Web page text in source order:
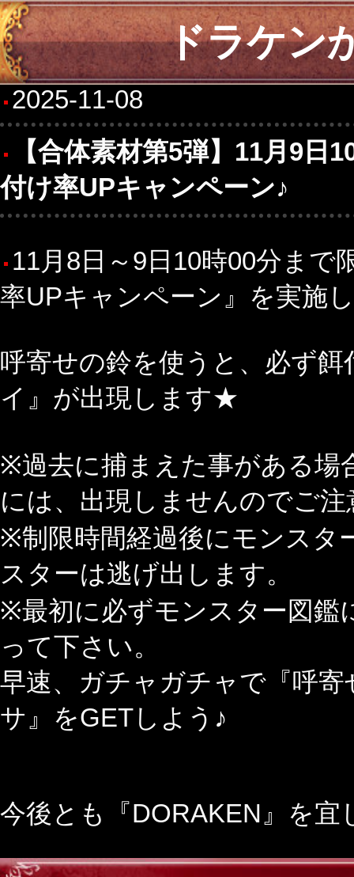
ドラケン
2025-11-08
【合体素材第5弾】11月9日
付け率UPキャンペーン♪
11月8日～9日10時00分まで
率UPキャンペーン』を実施
呼寄せの鈴を使うと、必ず
イ』が出現します★
※過去に捕まえた事がある場
には、出現しませんのでご
※制限時間経過後にモンスタ
スターは逃げ出します。
※最初に必ずモンスター図鑑
って下さい。
早速、ガチャガチャで『呼
サ』をGETしよう♪
今後とも『DORAKEN』を